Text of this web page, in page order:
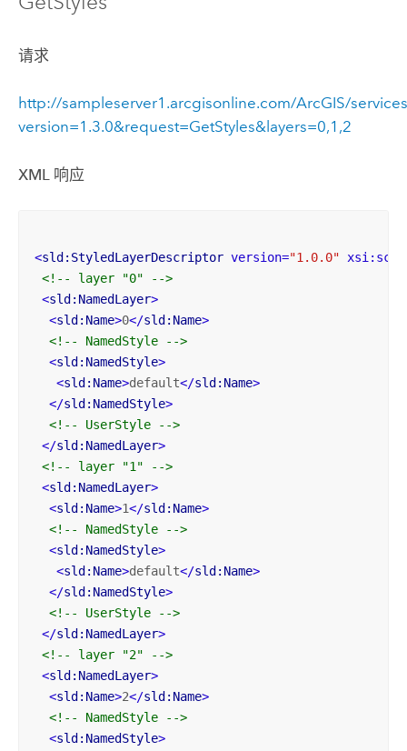
请求
http://sampleserver1.arcgisonline.com/ArcGIS/
version=1.3.0&request=GetStyles&layers=0,1,2
XML 响应
<sld:StyledLayerDescriptor version="1.0.0"
<!-- layer "0" -->
<sld:NamedLayer>
<sld:Name>0</sld:Name>
<!-- NamedStyle -->
<sld:NamedStyle>
<sld:Name>default</sld:Name>
</sld:NamedStyle>
<!-- UserStyle -->
</sld:NamedLayer>
<!-- layer "1" -->
<sld:NamedLayer>
<sld:Name>1</sld:Name>
<!-- NamedStyle -->
<sld:NamedStyle>
<sld:Name>default</sld:Name>
</sld:NamedStyle>
<!-- UserStyle -->
</sld:NamedLayer>
<!-- layer "2" -->
<sld:NamedLayer>
<sld:Name>2</sld:Name>
<!-- NamedStyle -->
<sld:NamedStyle>